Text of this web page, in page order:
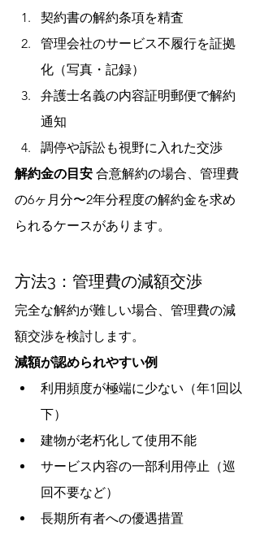
契約書の解約条項を精査
管理会社のサービス不履行を証拠
化（写真・記録）
弁護士名義の内容証明郵便で解約
通知
調停や訴訟も視野に入れた交渉
解約金の目安 合意解約の場合、管理費
の6ヶ月分〜2年分程度の解約金を求め
られるケースがあります。
方法3：管理費の減額交渉
完全な解約が難しい場合、管理費の減
額交渉を検討します。
減額が認められやすい例
利用頻度が極端に少ない（年1回以
下）
建物が老朽化して使用不能
サービス内容の一部利用停止（巡
回不要など）
長期所有者への優遇措置